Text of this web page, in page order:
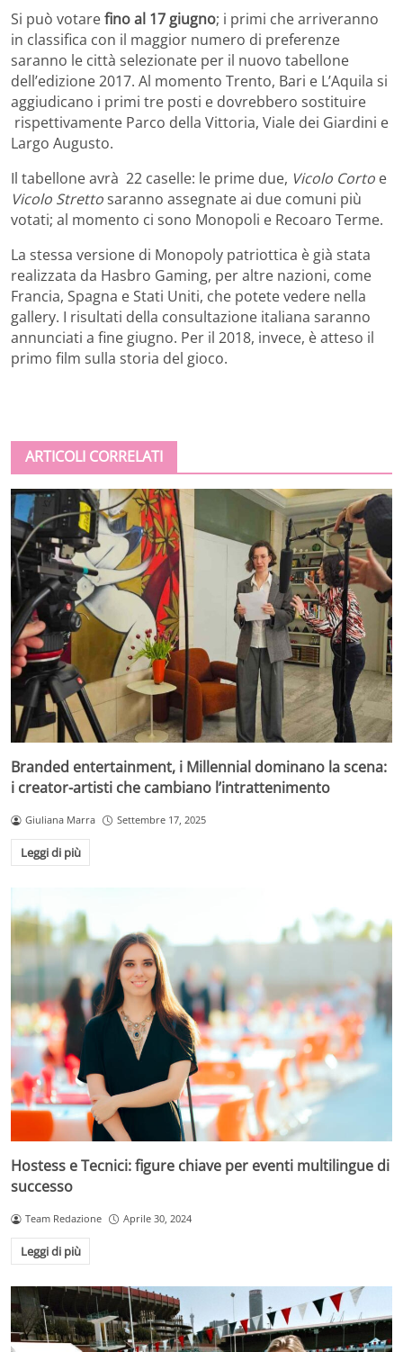
Si può votarefino al 17 giugno; i primi che arriveranno
in classifica con il maggior numero di preferenze
saranno le città selezionate per il nuovo tabellone
dell’edizione 2017. Al momento Trento, Bari e L’Aquila si
aggiudicano i primi tre posti e dovrebbero sostituire
rispettivamente Parco della Vittoria, Viale dei Giardini e
Largo Augusto.
Il tabellone avrà 22 caselle: le prime due, Vicolo Corto e
Vicolo Strettosaranno assegnate ai due comuni più
votati; al momento ci sono Monopoli e Recoaro Terme.
La stessa versione di Monopoly patriottica è già stata
realizzata da Hasbro Gaming, per altre nazioni, come
Francia, Spagna e Stati Uniti, che potete vedere nella
gallery. I risultati della consultazione italiana saranno
annunciati a fine giugno. Per il 2018, invece, è atteso il
primo film sulla storia del gioco.
ARTICOLI CORRELATI
Branded entertainment, i Millennial dominano la scena:
i creator-artisti che cambiano l’intrattenimento
Giuliana Marra Settembre 17, 2025
Leggi di più
Hostess e Tecnici: figure chiave per eventi multilingue di
successo
Team Redazione Aprile 30, 2024
Leggi di più